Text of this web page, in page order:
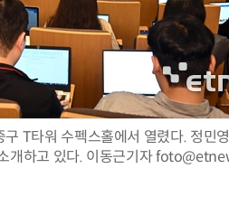
T타워 수펙스홀에서 열렸다. 정민
개하고 있다. 이동근기자